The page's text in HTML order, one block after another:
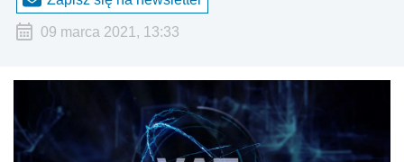
09 marca 2021, 13:33